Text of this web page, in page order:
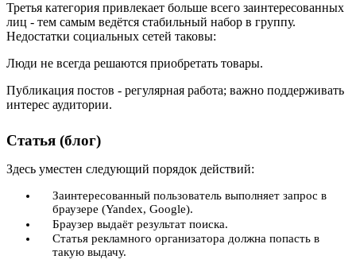
Третья категория привлекает больше всего заинтересованных
лиц - тем самым ведётся стабильный набор в группу.
Недостатки социальных сетей таковы:
Люди не всегда решаются приобретать товары.
Публикация постов - регулярная работа; важно поддерживать
интерес аудитории.
Статья (блог)
Здесь уместен следующий порядок действий:
Заинтересованный пользователь выполняет запрос в
браузере (Yandex, Google).
Браузер выдаёт результат поиска.
Статья рекламного организатора должна попасть в
такую выдачу.